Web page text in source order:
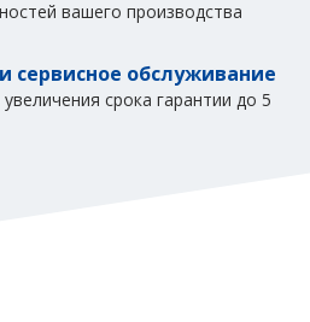
вашего производства
сервисное обслуживание
срока гарантии до 5